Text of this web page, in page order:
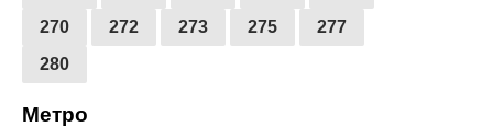
270
272 273 275
277
280
Метро